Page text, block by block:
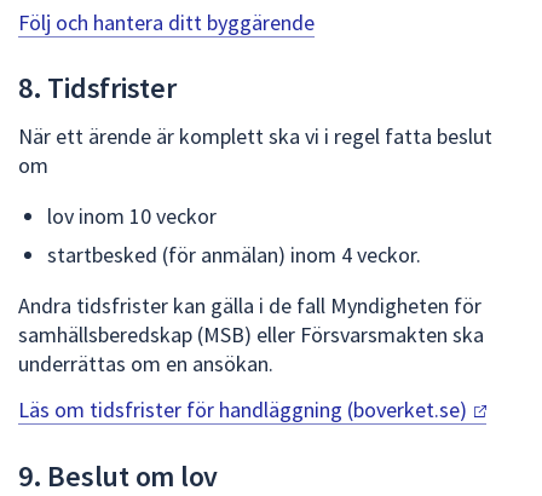
Följ och hantera ditt byggärende
8. Tidsfrister
När ett ärende är komplett ska vi i regel fatta beslut
om
lov inom 10 veckor
startbesked (för anmälan) inom 4 veckor.
Andra tidsfrister kan gälla i de fall Myndigheten för
samhällsberedskap (MSB) eller Försvarsmakten ska
underrättas om en ansökan.
Läs om tidsfrister för handläggning (boverket.se)
9. Beslut om lov